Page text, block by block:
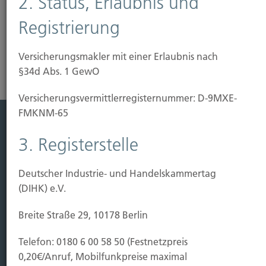
Risikoanalyse Haftpflichtversicherung
Leistung
Vorsorgen
Sichern
Immobilien Vers.
Kauf Grundstück
Baubeginn
Registrierung
Versicherungsmakler mit einer Erlaubnis nach
§34d Abs. 1 GewO
Versicherungs­vermittler­registernummer: D-9MXE-
FMKNM-65
3. Registerstelle
Deutscher Industrie- und Handelskammertag
(DIHK) e.V.
Breite Straße 29, 10178 Berlin
Telefon: 0180 6 00 58 50 (Festnetzpreis
0,20€/Anruf, Mobilfunkpreise maximal